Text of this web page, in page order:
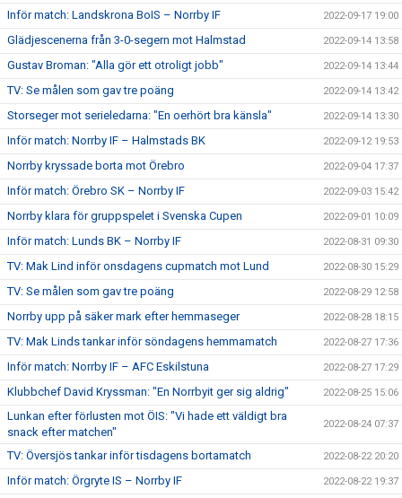
Inför match: Landskrona BoIS – Norrby IF 2022-09-17 19:00
Glädjescenerna från 3-0-segern mot Halmstad 2022-09-14 13:58
Gustav Broman: "Alla gör ett otroligt jobb" 2022-09-14 13:44
TV: Se målen som gav tre poäng 2022-09-14 13:42
Storseger mot serieledarna: "En oerhört bra känsla" 2022-09-14 13:30
Inför match: Norrby IF – Halmstads BK 2022-09-12 19:53
Norrby kryssade borta mot Örebro 2022-09-04 17:37
Inför match: Örebro SK – Norrby IF 2022-09-03 15:42
Norrby klara för gruppspelet i Svenska Cupen 2022-09-01 10:09
Inför match: Lunds BK – Norrby IF 2022-08-31 09:30
TV: Mak Lind inför onsdagens cupmatch mot Lund 2022-08-30 15:29
TV: Se målen som gav tre poäng 2022-08-29 12:58
Norrby upp på säker mark efter hemmaseger 2022-08-28 18:15
TV: Mak Linds tankar inför söndagens hemmamatch 2022-08-27 17:36
Inför match: Norrby IF – AFC Eskilstuna 2022-08-27 17:29
Klubbchef David Kryssman: "En Norrbyit ger sig aldrig" 2022-08-25 15:06
Lunkan efter förlusten mot ÖIS: "Vi hade ett väldigt bra
snack efter matchen"
2022-08-24 07:37
TV: Översjös tankar inför tisdagens bortamatch 2022-08-22 20:20
Inför match: Örgryte IS – Norrby IF 2022-08-22 19:37